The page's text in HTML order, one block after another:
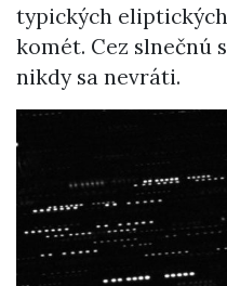
typických
komét. Cez slnečnú
nikdy sa nevráti.